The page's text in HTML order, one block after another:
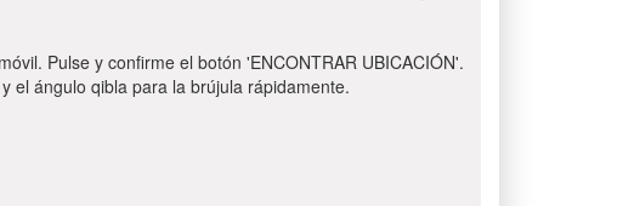
Pulse y confirme el botón 'ENCONTRAR UBICACIÓN'.
el ángulo qibla para la brújula rápidamente.